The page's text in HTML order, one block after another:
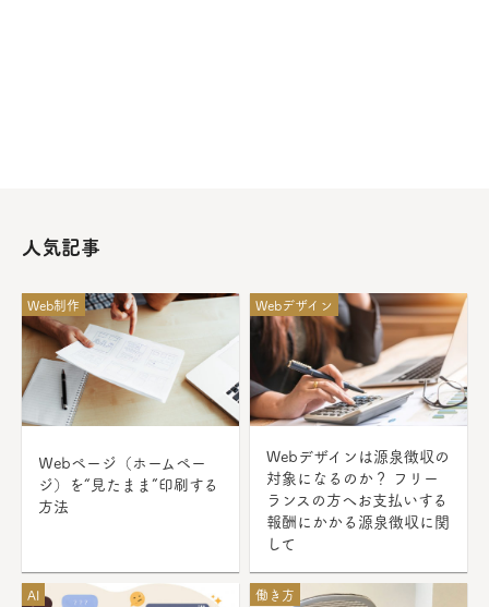
人気記事
Web制作
Ｗebページ（ホームペー
ジ）を“見たまま”印刷する
方法
Webデザイン
Webデザインは源泉徴収の
対象になるのか？ フリー
ランスの方へお支払いする
報酬にかかる源泉徴収に関
して
AI 働き方